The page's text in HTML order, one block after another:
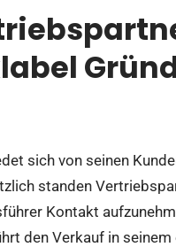
sich von seinen
standen
Kontakt
den Verkauf in seinem